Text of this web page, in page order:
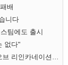
배
니다
팀에도 출시
없다"